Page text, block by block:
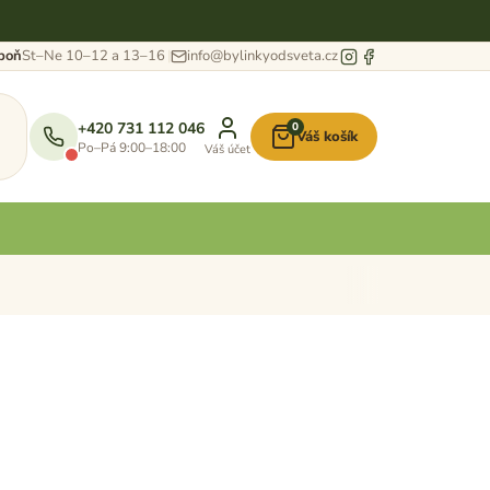
St–Ne 10–12 a 13–16 info@bylinkyodsveta.cz
+420 731 112 046
Po–Pá 9:00–18:00 Váš účet
Nákupní
košík
0
Váš košík